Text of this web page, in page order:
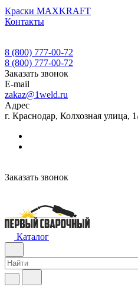
Краски MAXKRAFT
Контакты
8 (800) 777-00-72
8 (800) 777-00-72
Заказать звонок
E-mail
zakaz@1weld.ru
Адрес
г. Краснодар, Колхозная улица,
Заказать звонок
Каталог